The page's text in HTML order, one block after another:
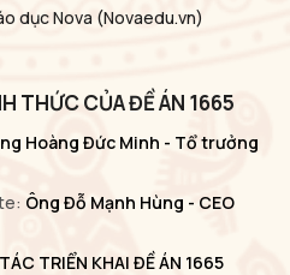
dục Nova (Novaedu.vn)
THỨC CỦA ĐỀ ÁN 1665
Hoàng Đức Minh - Tổ trưởng
Ông Đỗ Mạnh Hùng - CEO
TRIỂN KHAI ĐỀ ÁN 1665